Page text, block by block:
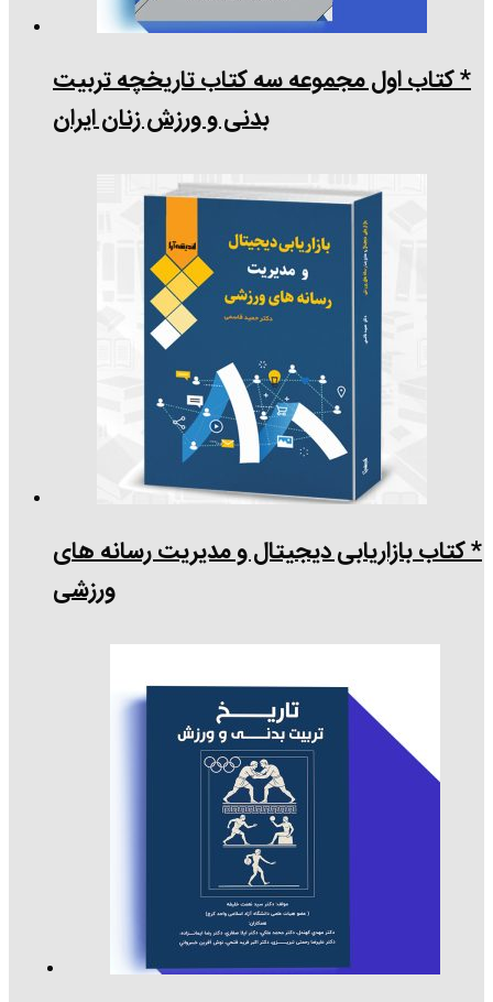
* کتاب اول مجموعه سه کتاب تاریخچه تربیت
بدنی و ورزش زنان ایران
* کتاب بازاریابی دیجیتال و مدیریت رسانه های
ورزشی